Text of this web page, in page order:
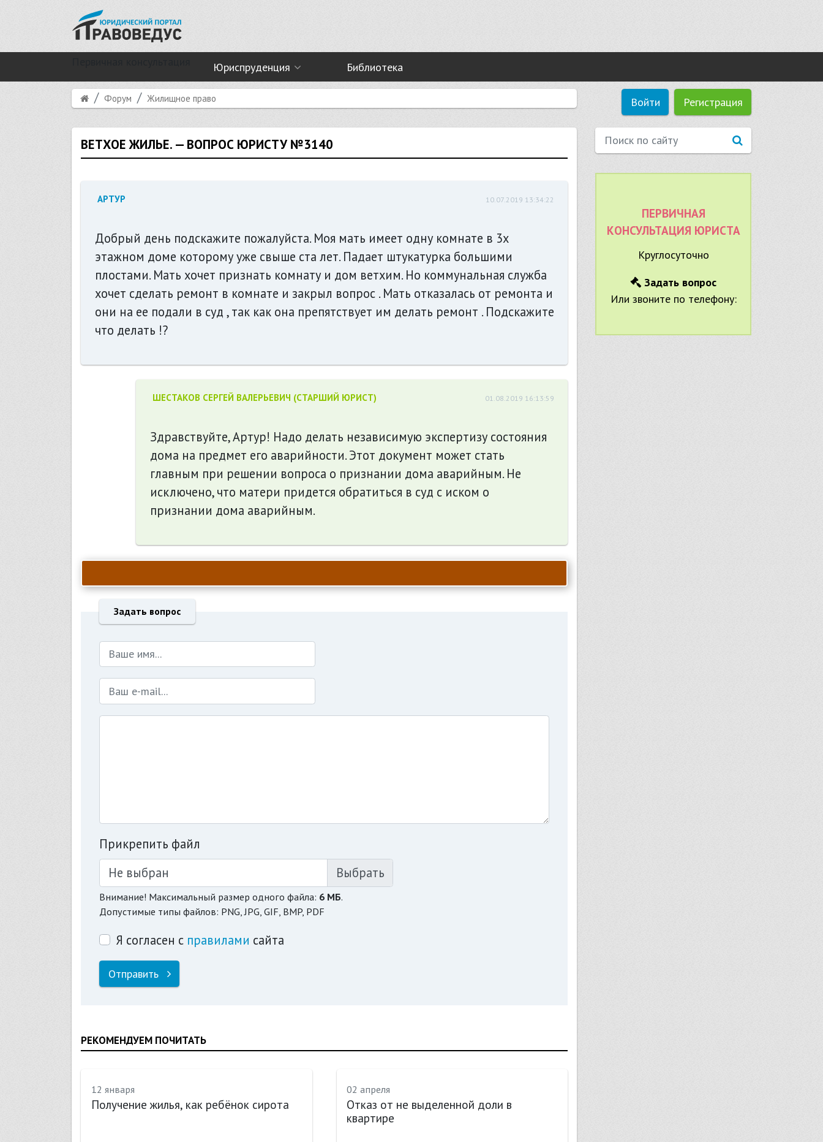
Юриспруденция Библиотека
Форум Жилищное право Войти Регистрация
ВЕТХОЕ ЖИЛЬЕ. — ВОПРОС ЮРИСТУ №3140
АРТУР 10.07.2019 13:34:22
Добрый день подскажите пожалуйста. Моя мать имеет одну комнате в 3х
этажном доме которому уже свыше ста лет. Падает штукатурка большими
плостами. Мать хочет признать комнату и дом ветхим. Но коммунальная служба
хочет сделать ремонт в комнате и закрыл вопрос . Мать отказалась от ремонта и
они на ее подали в суд , так как она препятствует им делать ремонт . Подскажите
что делать !?
ШЕСТАКОВ СЕРГЕЙ ВАЛЕРЬЕВИЧ (СТАРШИЙ ЮРИСТ) 01.08.2019 16:13:59
Здравствуйте, Артур! Надо делать независимую экспертизу состояния
дома на предмет его аварийности. Этот документ может стать
главным при решении вопроса о признании дома аварийным. Не
исключено, что матери придется обратиться в суд с иском о
признании дома аварийным.
Задать вопрос
Прикрепить файл
Не выбран
Внимание! Максимальный размер одного файла: 6 МБ.
Допустимые типы файлов: PNG, JPG, GIF, BMP, PDF
Я согласен с правилами сайта
Отправить
РЕКОМЕНДУЕМ ПОЧИТАТЬ
12 января
Получение жилья, как ребёнок сирота
02 апреля
Отказ от не выделенной доли в
квартире
ПЕРВИЧНАЯ
КОНСУЛЬТАЦИЯ ЮРИСТА
Круглосуточно
Задать вопрос
Или звоните по телефону: